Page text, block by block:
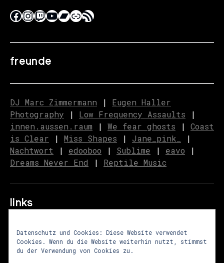
freunde
DJ Marc Zimmermann | Eugen Haller
Photography | Low Frequency Assaults |
innen.aussen.raum | We fear ghosts | Coast
is Clear | Miss Shapes | Jane_pink_
|
Nachtwort | edooboo | Sublime | eavo |
Dreams Never End | Reptile Music
links
über uns | presse|newsletter
impressum|datenschutz |
Datenschutz und Cookies: Diese Website verwendet
Cookies. Wenn du die Website weiterhin nutzt, stimmst
du der Verwendung von Cookies zu.